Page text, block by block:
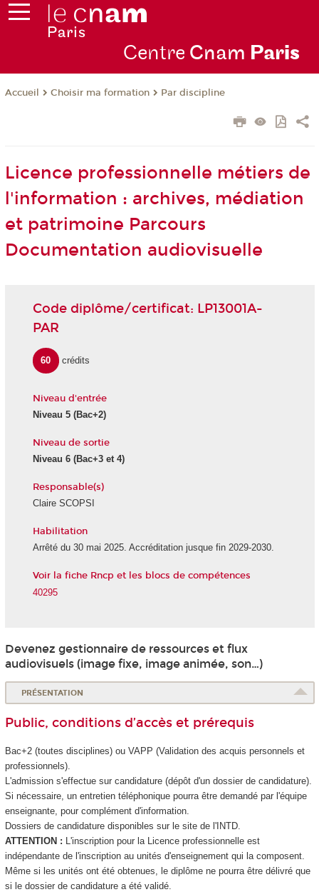
Centre Cnam Paris
Accueil Choisir ma formation Par discipline
Licence professionnelle métiers de
l'information : archives, médiation
et patrimoine Parcours
Documentation audiovisuelle
Code diplôme/certificat: LP13001A-
PAR
60 crédits
Niveau d'entrée
Niveau 5(Bac+2)
Niveau de sortie
Niveau 6(Bac+3 et 4)
Responsable(s)
Claire SCOPSI
Habilitation
Arrêté du 30 mai 2025. Accréditation jusque fin 2029-2030.
Voir la fiche Rncp et les blocs de compétences
40295
Devenez gestionnaire de ressources et flux
audiovisuels (image fixe, image animée, son…)
PRÉSENTATION
Public, conditions d’accès et prérequis
Bac+2 (toutes disciplines) ou VAPP (Validation des acquis personnels et
professionnels).
L'admission s'effectue sur candidature (dépôt d'un dossier de candidature).
Si nécessaire, un entretien téléphonique pourra être demandé par l'équipe
enseignante, pour complément d'information.
Dossiers de candidature disponibles sur le site de l'INTD.
ATTENTION : L'inscription pour la Licence professionnelle est
indépendante de l'inscription au unités d'enseignementqui la composent.
Même si les unités ont été obtenues, le diplôme ne pourra être délivré que
si le dossier de candidature a été validé.